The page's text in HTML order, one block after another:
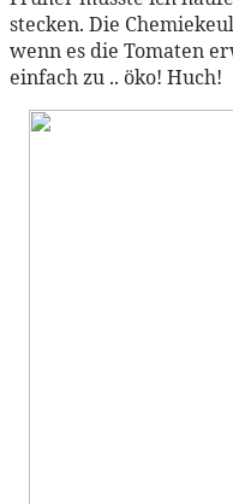
stecken. Die
wenn es die Tomaten
einfach zu .. öko! Huch!